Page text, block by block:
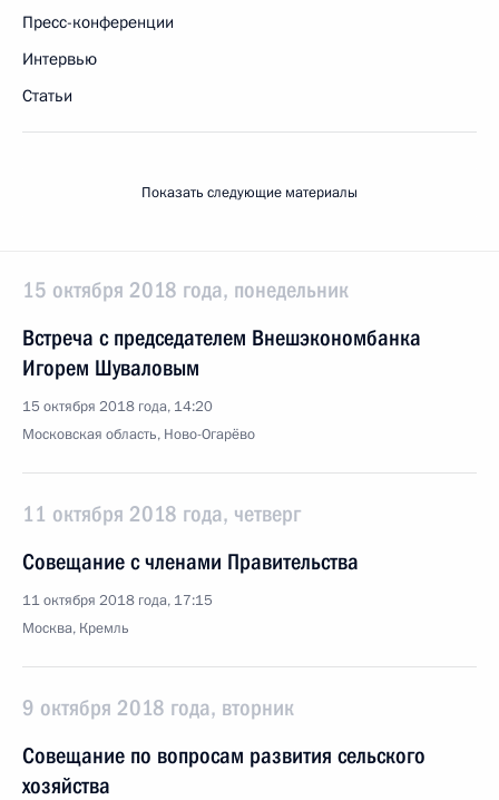
Пресс-конференции
Интервью
Статьи
Показать следующие материалы
15 октября 2018 года, понедельник
Встреча с председателем Внешэкономбанка
Игорем Шуваловым
15 октября 2018 года, 14:20
Московская область, Ново-Огарёво
11 октября 2018 года, четверг
Совещание с членами Правительства
11 октября 2018 года, 17:15
Москва, Кремль
9 октября 2018 года, вторник
Совещание по вопросам развития сельского
хозяйства